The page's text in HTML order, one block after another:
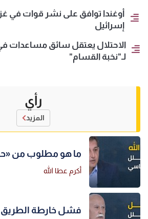
أوغندا توافق على نشر قوات في
إسرائيل
الاحتلال يعتقل سائق مساعدات في
لـ"نخبة القسام"
رأي
المزيد
ما هو مطلوب من
أكرم عطا الله
فشل خارطة الطريق